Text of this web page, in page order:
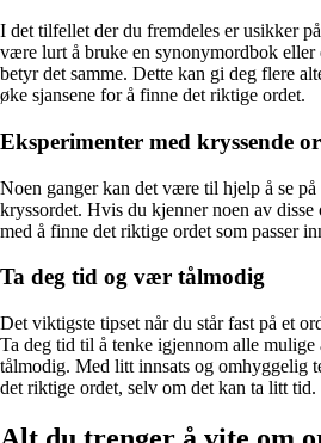
I det tilfellet der du fremdeles er usikker
være lurt å bruke en synonymordbok eller
betyr det samme. Dette kan gi deg flere
øke sjansene for å finne det riktige ordet.
Eksperimenter med kryssende
Noen ganger kan det være til hjelp å se på
kryssordet. Hvis du kjenner noen av disse
med å finne det riktige ordet som passer
Ta deg tid og vær tålmodig
Det viktigste tipset når du står fast på et
Ta deg tid til å tenke igjennom alle
tålmodig. Med litt innsats og omhyggelig
det riktige ordet, selv om det kan ta litt tid.